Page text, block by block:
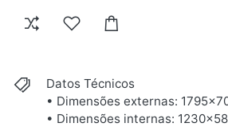
Datos Técnicos
• Dimensões externas:
• Dimensões internas: